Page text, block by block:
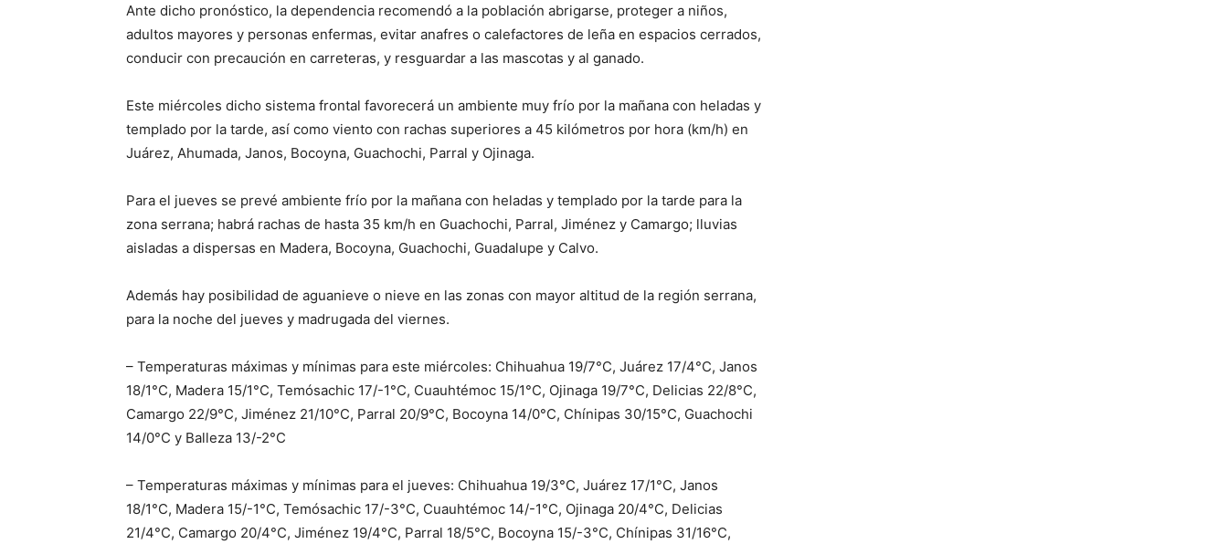
Ante dicho pronóstico, la dependencia recomendó a la población abrigarse, proteger a niños,
adultos mayores y personas enfermas, evitar anafres o calefactores de leña en espacios cerrados,
conducir con precaución en carreteras, y resguardar a las mascotas y al ganado.
Este miércoles dicho sistema frontal favorecerá un ambiente muy frío por la mañana con heladas y
templado por la tarde, así como viento con rachas superiores a 45 kilómetros por hora (km/h) en
Juárez, Ahumada, Janos, Bocoyna, Guachochi, Parral y Ojinaga.
Para el jueves se prevé ambiente frío por la mañana con heladas y templado por la tarde para la
zona serrana; habrá rachas de hasta 35 km/h en Guachochi, Parral, Jiménez y Camargo; lluvias
aisladas a dispersas en Madera, Bocoyna, Guachochi, Guadalupe y Calvo.
Además hay posibilidad de aguanieve o nieve en las zonas con mayor altitud de la región serrana,
para la noche del jueves y madrugada del viernes.
– Temperaturas máximas y mínimas para este miércoles: Chihuahua 19/7°C, Juárez 17/4°C, Janos
18/1°C, Madera 15/1°C, Temósachic 17/-1°C, Cuauhtémoc 15/1°C, Ojinaga 19/7°C, Delicias 22/8°C,
Camargo 22/9°C, Jiménez 21/10°C, Parral 20/9°C, Bocoyna 14/0°C, Chínipas 30/15°C, Guachochi
14/0°C y Balleza 13/-2°C
– Temperaturas máximas y mínimas para el jueves: Chihuahua 19/3°C, Juárez 17/1°C, Janos
18/1°C, Madera 15/-1°C, Temósachic 17/-3°C, Cuauhtémoc 14/-1°C, Ojinaga 20/4°C, Delicias
21/4°C, Camargo 20/4°C, Jiménez 19/4°C, Parral 18/5°C, Bocoyna 15/-3°C, Chínipas 31/16°C,